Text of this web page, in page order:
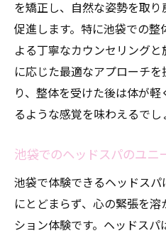
を矯正し、自然な姿勢を取
促進します。特に池袋での
よる丁寧なカウンセリング
に応じた最適なアプローチ
り、整体を受けた後は体が
るような感覚を味わえるでし
池袋でのヘッドスパのユニ
池袋で体験できるヘッドス
にとどまらず、心の緊張を
ション体験です。ヘッドスパ